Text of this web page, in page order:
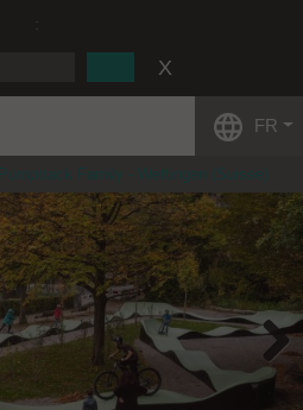
FR
Pumptrack Family - Wettingen (Suisse)
Next